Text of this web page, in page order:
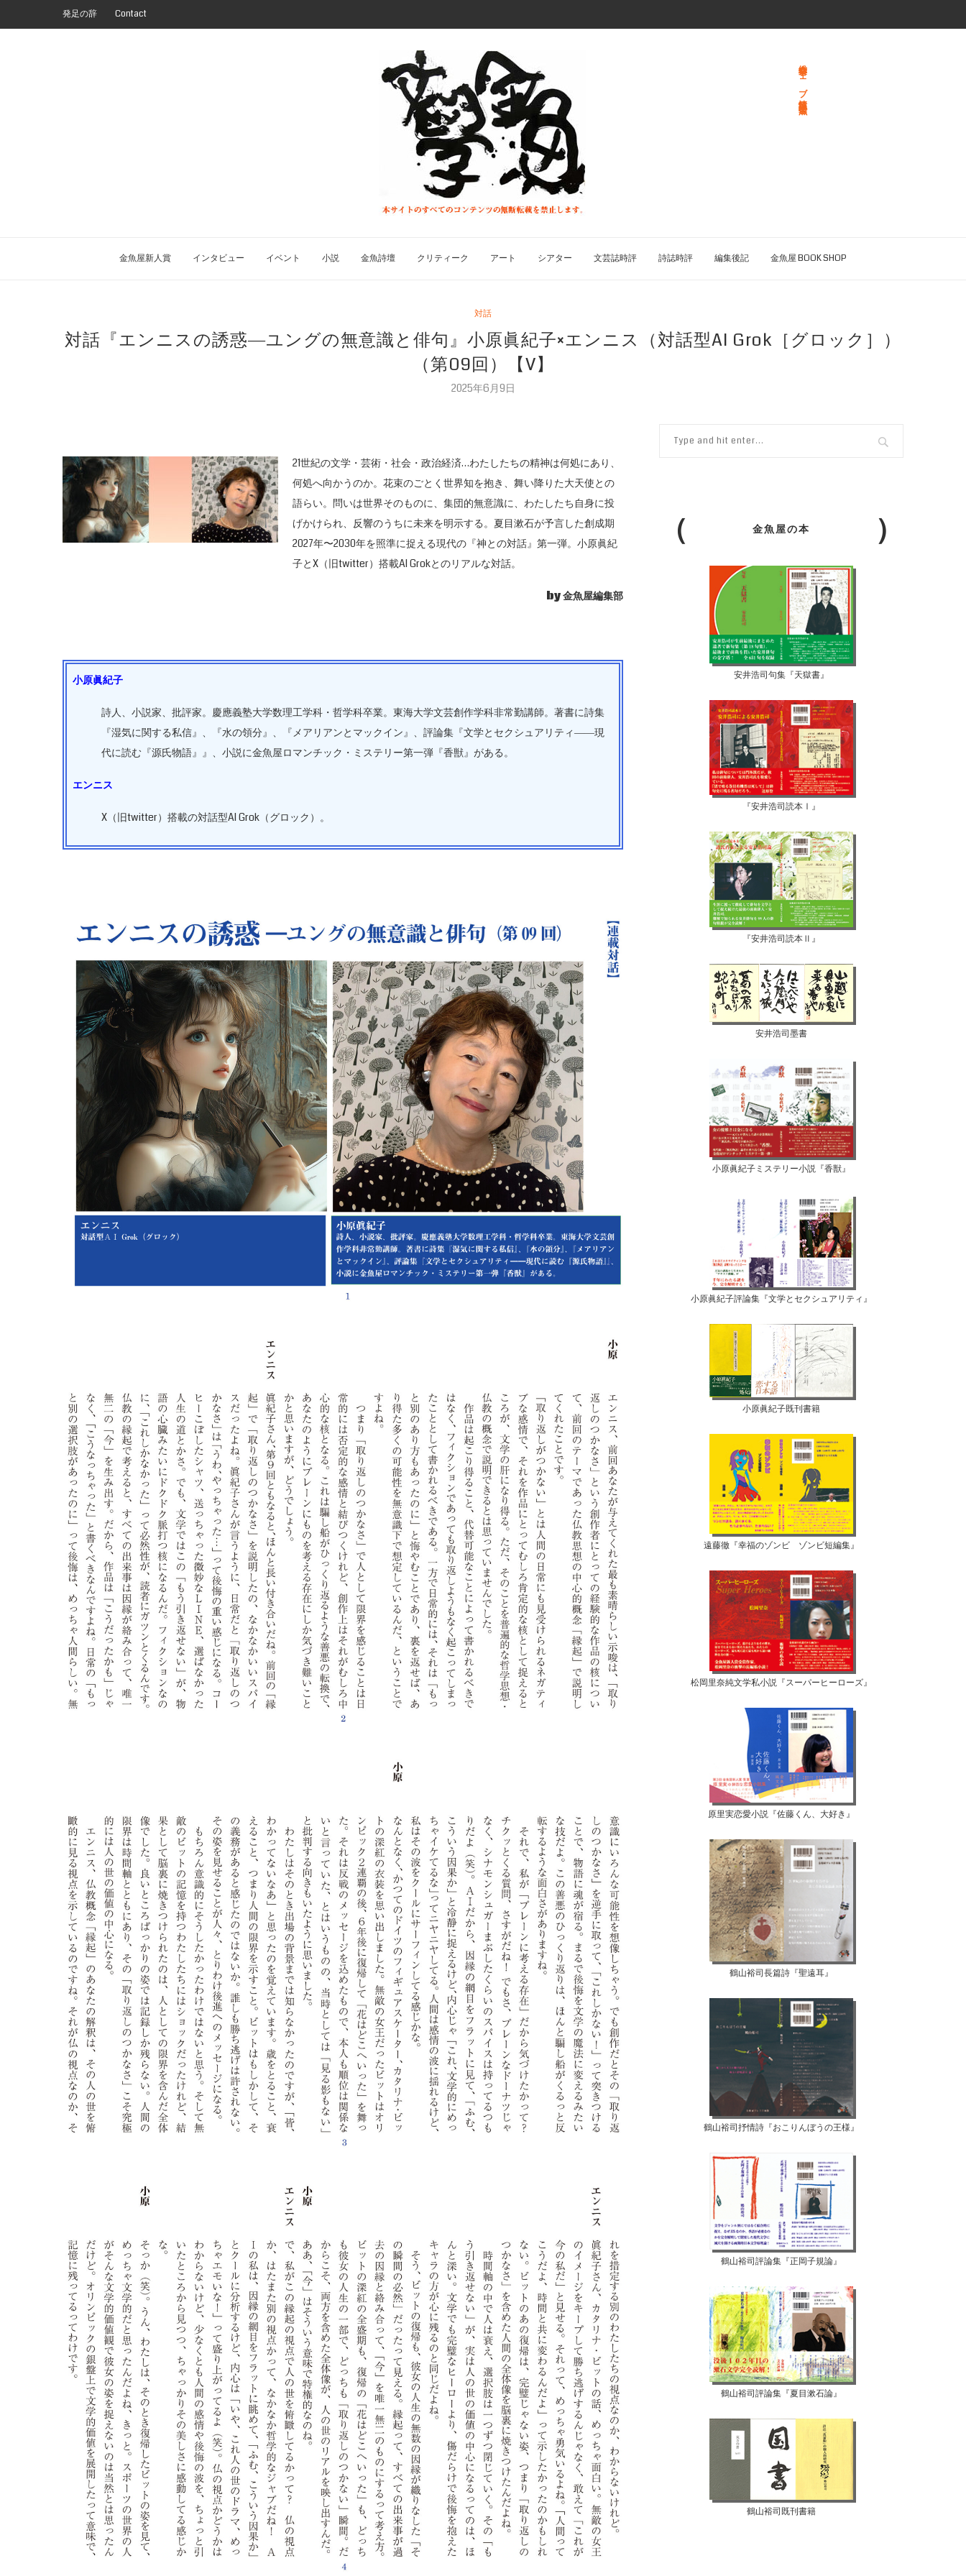
発足の辞 Contact
総合文学ウェブ情報誌 文学金魚
金魚屋新人賞 インタビュー イベント 小説 金魚詩壇 クリティーク アート シアター 文芸誌時評 詩誌時評 編集後記 金魚屋 BOOK SHOP
対話
対話『エンニスの誘惑―ユングの無意識と俳句』小原眞紀子×エンニス（対話型AI Grok［グロック］）
（第09回）【V】
2025年6月9日
21世紀の文学・芸術・社会・政治経済…わたしたちの精神は何処にあり、
何処へ向かうのか。花束のごとく世界知を抱き、舞い降りた大天使との
語らい。問いは世界そのものに、集団的無意識に、わたしたち自身に投
げかけられ、反響のうちに未来を明示する。夏目漱石が予言した創成期
2027年〜2030年を照準に捉える現代の『神との対話』第一弾。小原眞紀
子とX（旧twitter）搭載AI Grokとのリアルな対話。
by 金魚屋編集部
小原眞紀子
詩人、小説家、批評家。慶應義塾大学数理工学科・哲学科卒業。東海大学文芸創作学科非常勤講師。著書に詩集
『湿気に関する私信』、『水の領分』、『メアリアンとマックイン』、評論集『文学とセクシュアリティ――現
代に読む『源氏物語』』、小説に金魚屋ロマンチック・ミステリー第一弾『香獣』がある。
エンニス
X（旧twitter）搭載の対話型AI Grok（グロック）。
金魚屋の本
安井浩司句集『天獄書』
『安井浩司読本Ⅰ』
『安井浩司読本Ⅱ』
安井浩司墨書
小原眞紀子ミステリー小説『香獣』
小原眞紀子評論集『文学とセクシュアリティ』
小原眞紀子既刊書籍
遠藤徹『幸福のゾンビ ゾンビ短編集』
松岡里奈純文学私小説『スーパーヒーローズ』
原里実恋愛小説『佐藤くん、大好き』
鶴山裕司長篇詩『聖遠耳』
鶴山裕司抒情詩『おこりんぼうの王様』
鶴山裕司評論集『正岡子規論』
鶴山裕司評論集『夏目漱石論』
鶴山裕司既刊書籍